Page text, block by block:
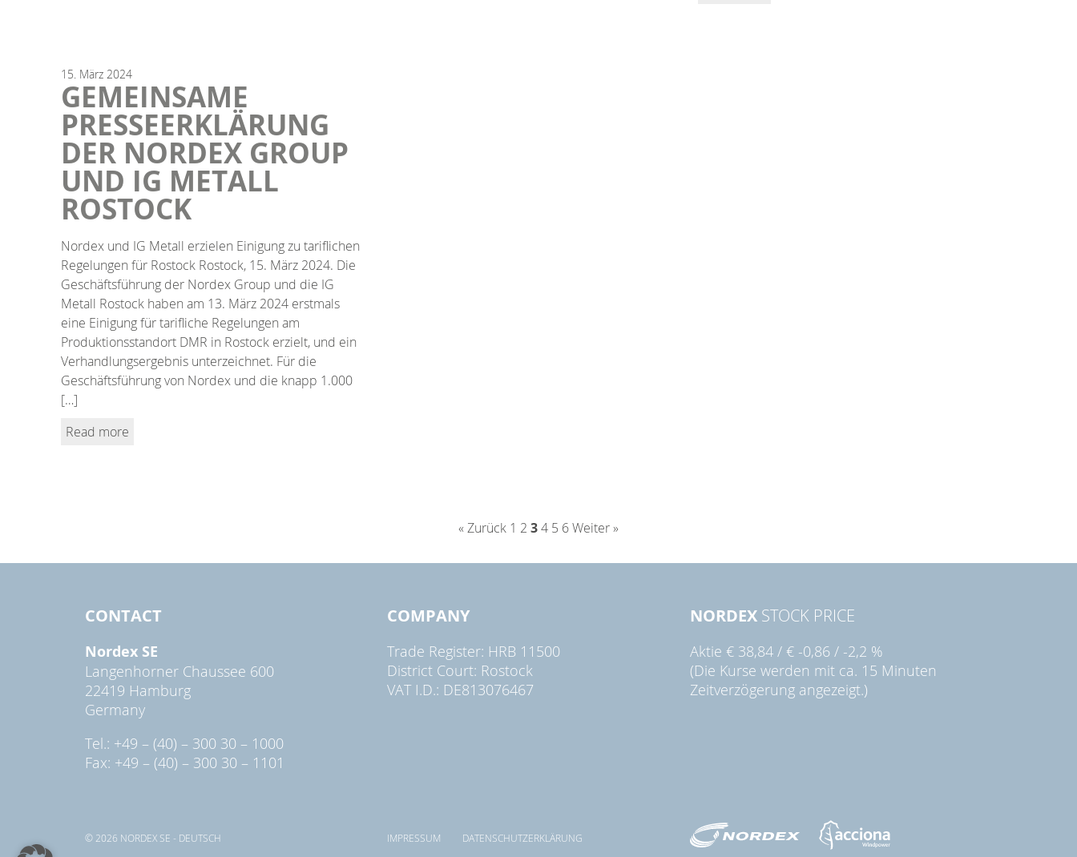
15. März 2024
GEMEINSAME
PRESSEERKLÄRUNG
DER NORDEX GROUP
UND IG METALL
ROSTOCK
Nordex und IG Metall erzielen Einigung zu tariflichen
Regelungen für Rostock Rostock, 15. März 2024. Die
Geschäftsführung der Nordex Group und die IG
Metall Rostock haben am 13. März 2024 erstmals
eine Einigung für tarifliche Regelungen am
Produktionsstandort DMR in Rostock erzielt, und ein
Verhandlungsergebnis unterzeichnet. Für die
Geschäftsführung von Nordex und die knapp 1.000
[…]
Read more
« Zurück 1 2 34 5 6Weiter »
CONTACT
Nordex SE
Langenhorner Chaussee 600
22419 Hamburg
Germany
Tel.: +49 – (40) – 300 30 – 1000
Fax: +49 – (40) – 300 30 – 1101
COMPANY
Trade Register: HRB 11500
District Court: Rostock
VAT I.D.: DE813076467
NORDEXSTOCK PRICE
Aktie € 38,84/ € -0,86 / -2,2 %
(Die Kurse werden mit ca. 15 Minuten
Zeitverzögerung angezeigt.)
© 2026 NORDEX SE - DEUTSCH IMPRESSUM DATENSCHUTZERKLÄRUNG